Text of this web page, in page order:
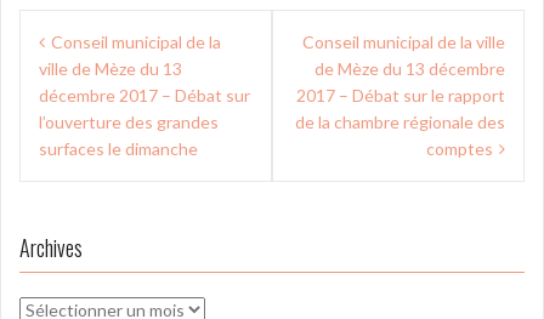
Navigation
de
l’article
Conseil municipal de la
ville de Mèze du 13
décembre 2017 – Débat sur
l’ouverture des grandes
surfaces le dimanche
Conseil municipal de la ville
de Mèze du 13 décembre
2017 – Débat sur le rapport
de la chambre régionale des
comptes
Archives
Archives